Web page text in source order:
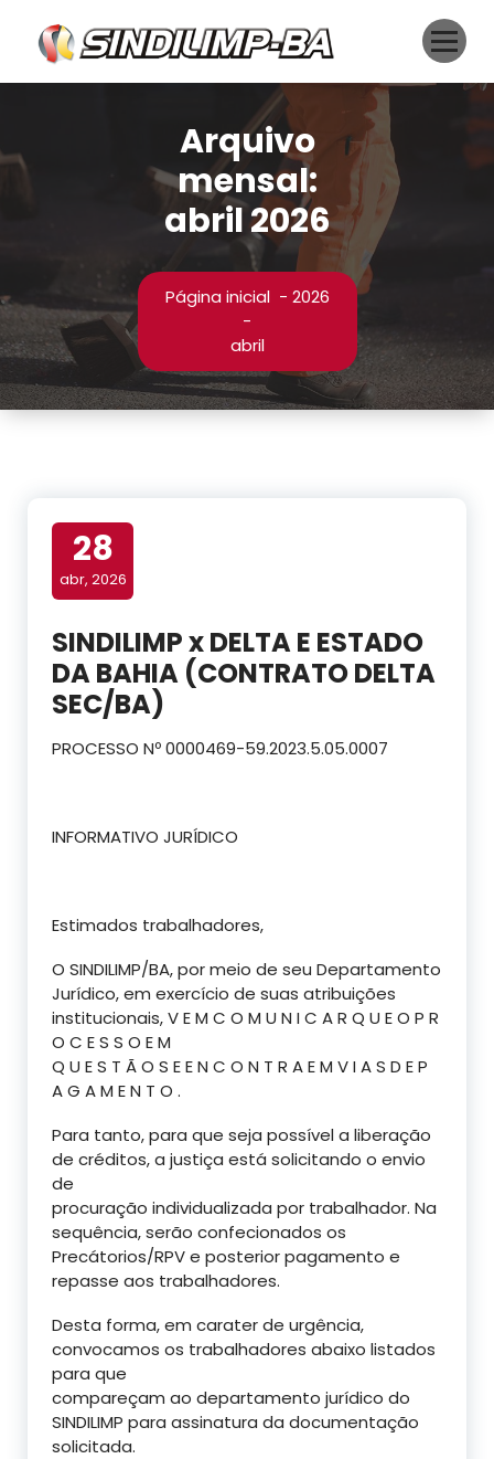
conteúdo
Arquivo
mensal:
abril 2026
Página inicial- 2026
-
abril
28
abr, 2026
SINDILIMP x DELTA E ESTADO
DA BAHIA (CONTRATO DELTA
SEC/BA)
PROCESSO Nº 0000469-59.2023.5.05.0007
INFORMATIVO JURÍDICO
Estimados trabalhadores,
O SINDILIMP/BA, por meio de seu Departamento
Jurídico, em exercício de suas atribuições
institucionais, V E M C O M U N I C A R Q U E O P R
O C E S S O E M
Q U E S T Ã O S E E N C O N T R A E M V I A S D E P
A G A M E N T O .
Para tanto, para que seja possível a liberação
de créditos, a justiça está solicitando o envio
de
procuração individualizada por trabalhador. Na
sequência, serão confecionados os
Precátorios/RPV e posterior pagamento e
repasse aos trabalhadores.
Desta forma, em carater de urgência,
convocamos os trabalhadores abaixo listados
para que
compareçam ao departamento jurídico do
SINDILIMP para assinatura da documentação
solicitada.